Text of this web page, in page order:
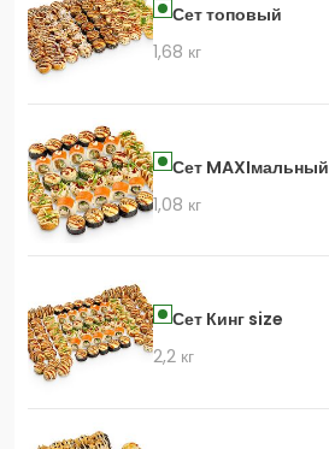
Сет топовый
1,68 кг
Сет MAXIмальный
1,08 кг
Сет Кинг size
2,2 кг